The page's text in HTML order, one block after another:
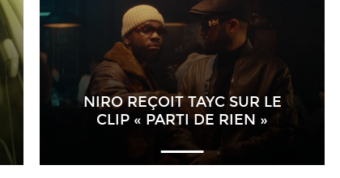
NIRO REÇOIT TAYC SUR LE
CLIP « PARTI DE RIEN »